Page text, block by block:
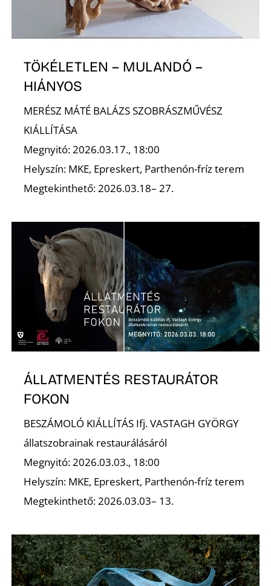
TÖKÉLETLEN – MULANDÓ –
HIÁNYOS
MERÉSZ MÁTÉ BALÁZS SZOBRÁSZMŰVÉSZ
KIÁLLÍTÁSA
Megnyitó: 2026.03.17., 18:00
Helyszín: MKE, Epreskert, Parthenón-fríz terem
Megtekinthető: 2026.03.18– 27.
ÁLLATMENTÉS RESTAURÁTOR
FOKON
BESZÁMOLÓ KIÁLLÍTÁS Ifj. VASTAGH GYÖRGY
állatszobrainak restaurálásáról
Megnyitó: 2026.03.03., 18:00
Helyszín: MKE, Epreskert, Parthenón-fríz terem
Megtekinthető: 2026.03.03– 13.